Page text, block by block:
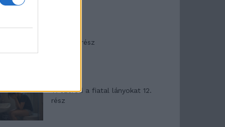
Minka 7. rész
T. szereti a fiatal lányokat 12.
rész